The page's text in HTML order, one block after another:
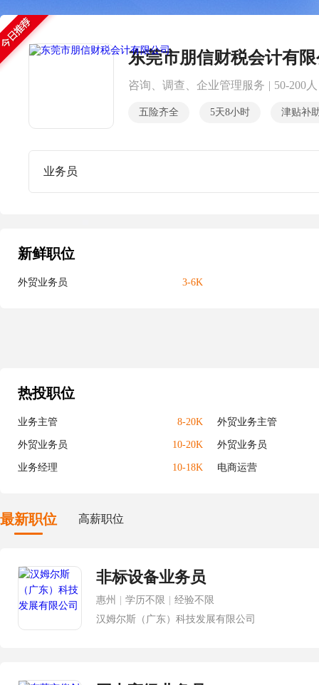
东莞市朋信财税会计有
咨询、调查、企业管理服务 | 50-200人
五险齐全 5天8小时 津贴补
业务员
新鲜职位
外贸业务员 3-6K
热投职位
业务主管 8-20K 外贸业务主管
外贸业务员 10-20K 外贸业务员
业务经理 10-18K 电商运营
最新职位 高薪职位
非标设备业务员
惠州 学历不限
经验不限
汉姆尔斯（广东）科技发展有限公司